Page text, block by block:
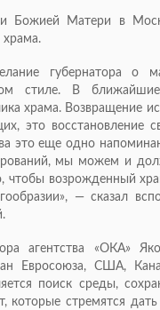
Божией Матери в
храма.
губернатора о
стиле. В
храма. Возвращение
это восстановление
это еще одно
мы можем и
чтобы возрожденный
— сказал
агентства «ОКА»
Евросоюза, США,
поиск среды,
стремятся